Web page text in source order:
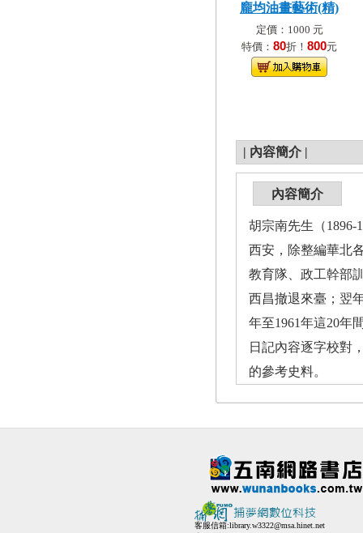
龐均油畫藝術(精)
定價：1000 元
特價： 80折！ 800元
| 內容簡介 |
內容簡介
胡宗南先生（
西安，除整編華北
教育隊、政工幹部
西昌撤退來臺；翌
年至1961年這20年
日記內容逐字校對
的參考史料。
客服信箱:library.w3322@msa.hinet.net